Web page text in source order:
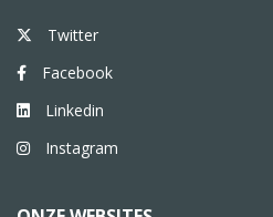
Twitter
Facebook
Linkedin
Instagram